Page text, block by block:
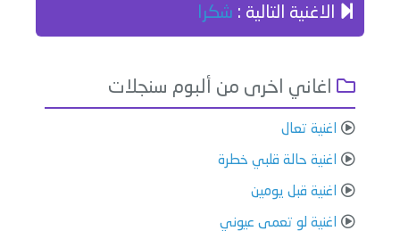
الاغنية التالية : شكرا
اغاني اخرى من ألبوم سنجلات
اغنية تعال
اغنية حالة قلبي خطرة
اغنية قبل يومين
اغنية لو تعمى عيوني